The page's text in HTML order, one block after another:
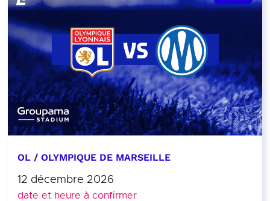
OL / OLYMPIQUE DE MARSEILLE
12 décembre 2026
date et heure à confirmer